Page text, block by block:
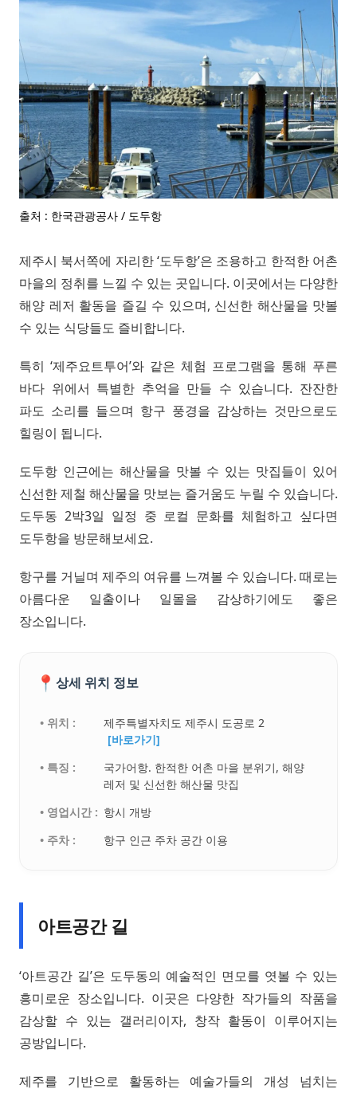
출처 : 한국관광공사 / 도두항
제주시 북서쪽에 자리한 ‘도두항’은 조용하고 한적한 어촌
마을의 정취를 느낄 수 있는 곳입니다. 이곳에서는 다양한
해양 레저 활동을 즐길 수 있으며, 신선한 해산물을 맛볼
수 있는 식당들도 즐비합니다.
특히 ‘제주요트투어’와 같은 체험 프로그램을 통해 푸른
바다 위에서 특별한 추억을 만들 수 있습니다. 잔잔한
파도 소리를 들으며 항구 풍경을 감상하는 것만으로도
힐링이 됩니다.
도두항 인근에는 해산물을 맛볼 수 있는 맛집들이 있어
신선한 제철 해산물을 맛보는 즐거움도 누릴 수 있습니다.
도두동 2박3일 일정 중 로컬 문화를 체험하고 싶다면
도두항을 방문해보세요.
항구를 거닐며 제주의 여유를 느껴볼 수 있습니다. 때로는
아름다운 일출이나 일몰을 감상하기에도 좋은
장소입니다.
📍 상세 위치 정보
• 위치 :
제주특별자치도 제주시 도공로 2
[바로가기]
• 특징 :
국가어항. 한적한 어촌 마을 분위기, 해양
레저 및 신선한 해산물 맛집
• 영업시간 : 항시 개방
• 주차 :
항구 인근 주차 공간 이용
아트공간 길
‘아트공간 길’은 도두동의 예술적인 면모를 엿볼 수 있는
흥미로운 장소입니다. 이곳은 다양한 작가들의 작품을
감상할 수 있는 갤러리이자, 창작 활동이 이루어지는
공방입니다.
제주를 기반으로 활동하는 예술가들의 개성 넘치는